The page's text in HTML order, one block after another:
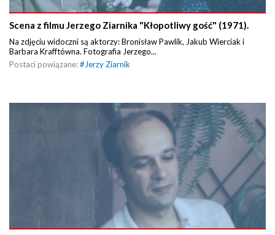
Scena z filmu Jerzego Ziarnika "Kłopotliwy gość" (1971).
Na zdjęciu widoczni są aktorzy: Bronisław Pawlik, Jakub Wierciak i
Barbara Krafftówna. Fotografia Jerzego...
Postaci powiązane:# Jerzy Ziarnik